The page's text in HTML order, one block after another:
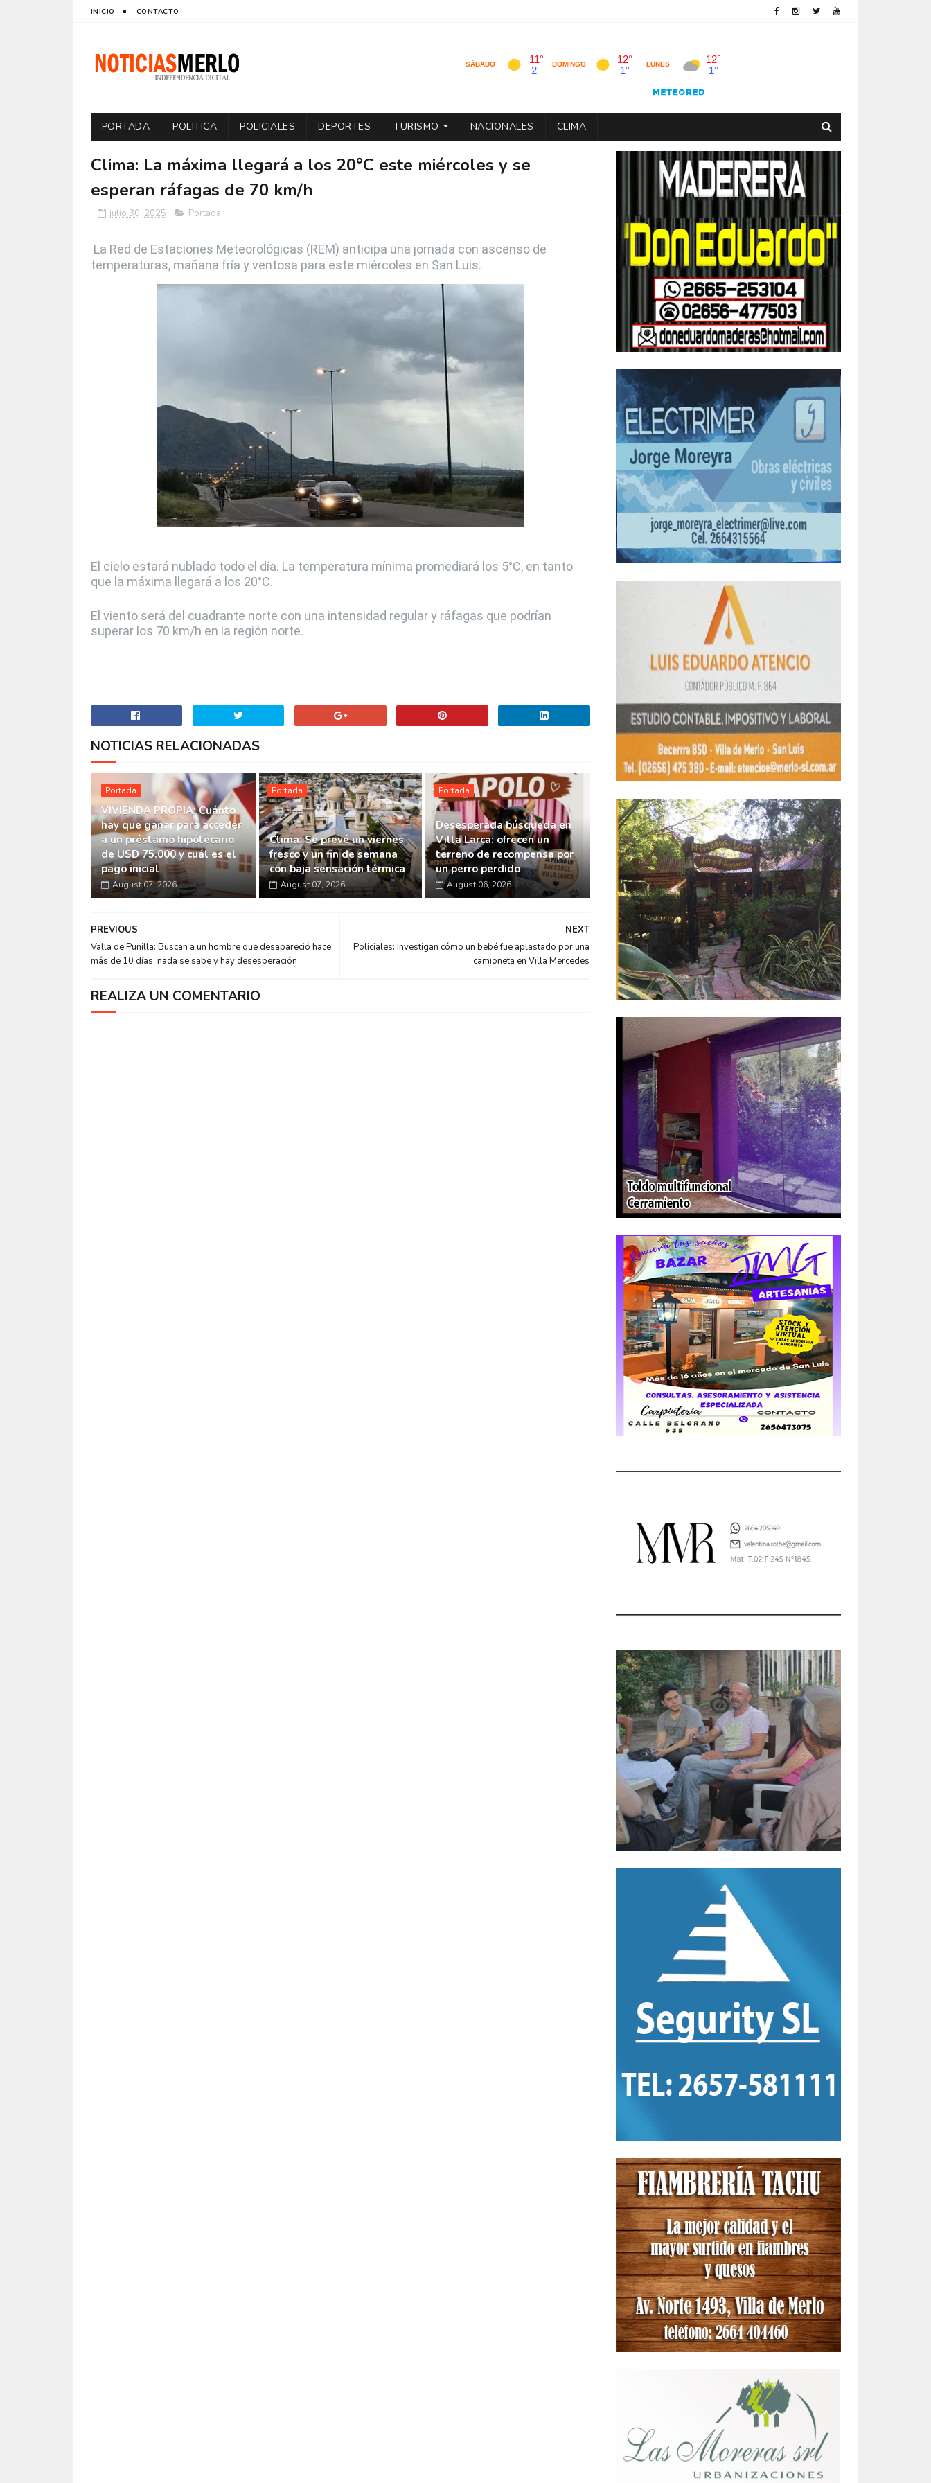
INICIO CONTACTO
PORTADA POLITICA POLICIALES DEPORTES TURISMO NACIONALES CLIMA
Clima: La máxima llegará a los 20°C este miércoles y se
esperan ráfagas de 70 km/h
julio 30, 2025 Portada
La Red de Estaciones Meteorológicas (REM) anticipa una jornada con ascenso de
temperaturas, mañana fría y ventosa para este miércoles en San Luis.
El cielo estará nublado todo el día. La temperatura mínima promediará los 5°C, en tanto
que la máxima llegará a los 20°C.
El viento será del cuadrante norte con una intensidad regular y ráfagas que podrían
superar los 70 km/h en la región norte.
NOTICIAS RELACIONADAS
Portada
VIVIENDA PROPIA: Cuánto
hay que ganar para acceder
a un préstamo hipotecario
de USD 75.000 y cuál es el
pago inicial
August 07, 2026
Portada
Clima: Se prevé un viernes
fresco y un fin de semana
con baja sensación térmica
August 07, 2026
Portada
Desesperada búsqueda en
Villa Larca: ofrecen un
terreno de recompensa por
un perro perdido
August 06, 2026
NEXT
Policiales: Investigan cómo un bebé fue aplastado por una
camioneta en Villa Mercedes
PREVIOUS
Valla de Punilla: Buscan a un hombre que desapareció hace
más de 10 días, nada se sabe y hay desesperación
REALIZA UN COMENTARIO